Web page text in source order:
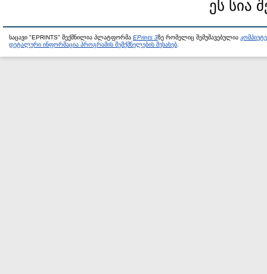
ეს სია
საცავი "EPRINTS" შექმნილია პლატფორმა EPrints 3ზე რომელიც შემუშავებულია
დეტალური ინფორმაცია პროგრამის შემქმნელების შესახებ